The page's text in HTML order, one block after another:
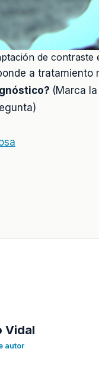
de contraste
a tratamiento
(Marca
Vidal
autor